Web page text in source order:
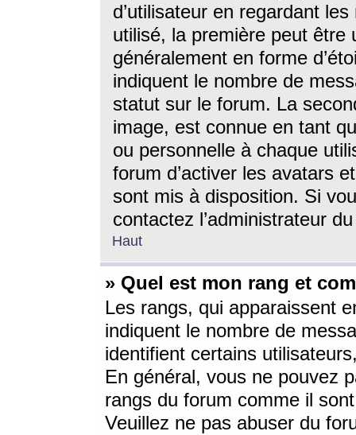
d’utilisateur en regardant
utilisé, la première peut être
généralement en forme
indiquent le nombre de
statut sur le forum. La
image, est connue en tant
ou personnelle à chaque
forum d’activer les avatars
sont mis à disposition. Si
contactez l’administrateur
Haut
» Quel est mon rang et
Les rangs, qui apparaissent
indiquent le nombre de
identifient certains
En général, vous ne pouvez
rangs du forum comme il
Veuillez ne pas abuser du